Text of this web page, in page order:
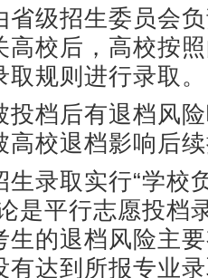
级招生委员会负
高校后，高校按
规则进行录取。
档后有退档风险
高校退档影响后
录取实行“学校
是平行志愿投档
生的退档风险主
有达到所报专业